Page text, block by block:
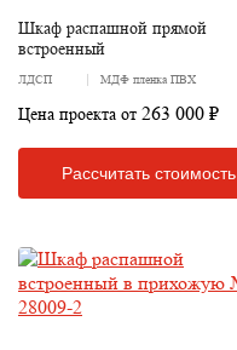
Шкаф распашной прямой
встроенный
ЛДСП МДФ пленка ПВХ
Цена проекта от 263 000 ₽
Рассчитать стоимость